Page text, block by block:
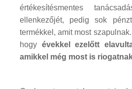
értékesítésmentes
ellenkezőjét, pedig sok
termékkel, amit most
hogy évekkel ezelőtt
amikkel még most is